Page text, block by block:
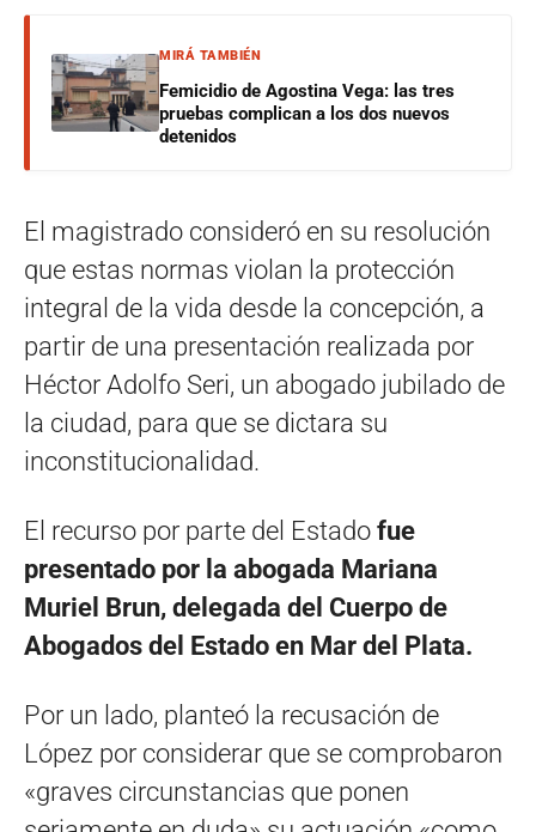
MIRÁ TAMBIÉN
Femicidio de Agostina Vega: las tres
pruebas complican a los dos nuevos
detenidos
El magistrado consideró en su resolución
que estas normas violan la protección
integral de la vida desde la concepción, a
partir de una presentación realizada por
Héctor Adolfo Seri, un abogado jubilado de
la ciudad, para que se dictara su
inconstitucionalidad.
El recurso por parte del Estado fue
presentado por la abogada Mariana
Muriel Brun, delegada del Cuerpo de
Abogados del Estado en Mar del Plata.
Por un lado, planteó la recusación de
López por considerar que se comprobaron
«graves circunstancias que ponen